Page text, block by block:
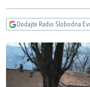
pretragu
FOTOGALERIJE
INFOGRAFIKE
PODCASTI
RAT U UKRAJINI
KINA NA BALKANU
RSE PRIČE IZ SVIJETA
ISPRIČAJ MI
Dodajte Radio Slobodna